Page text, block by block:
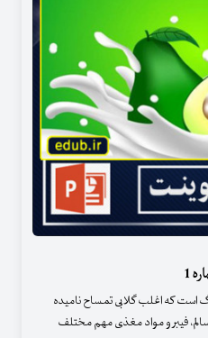
1
است که اغلب گلابی تمساح نامیده
فیبر و مواد مغذی مهم مختلف